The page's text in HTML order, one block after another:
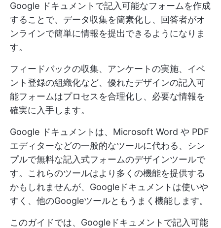
Google ドキュメントで記入可能なフォームを作成
することで、データ収集を簡素化し、回答者がオ
ンラインで簡単に情報を提出できるようになりま
す。
フィードバックの収集、アンケートの実施、イベ
ント登録の組織化など、優れたデザインの記入可
能フォームはプロセスを合理化し、必要な情報を
確実に入手します。
Google ドキュメントは、Microsoft Word や PDF
エディターなどの一般的なツールに代わる、シン
プルで無料な記入式フォームのデザインツールで
す。これらのツールはより多くの機能を提供する
かもしれませんが、Googleドキュメントは使いや
すく、他のGoogleツールともうまく機能します。
このガイドでは、Googleドキュメントで記入可能